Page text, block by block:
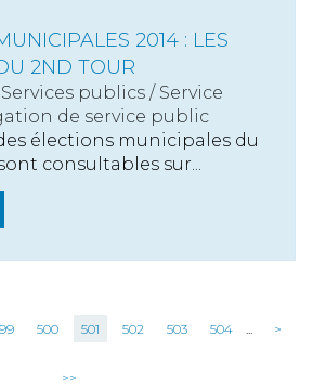
2014 : LES
2ND TOUR
Services publics / Service
de service public
élections municipales du
consultables sur...
500 501 502 503 504 ... >
>>